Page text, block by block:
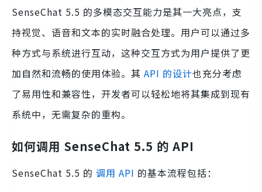
SenseChat 5.5 的多模态交互能力是其一大亮点，支
持视觉、语音和文本的实时融合处理。用户可以通过多
种方式与系统进行互动，这种交互方式为用户提供了更
加自然和流畅的使用体验。其 API 的设计也充分考虑
了易用性和兼容性，开发者可以轻松地将其集成到现有
系统中，无需复杂的重构。
如何调用 SenseChat 5.5 的 API
SenseChat 5.5 的 调用 API 的基本流程包括：